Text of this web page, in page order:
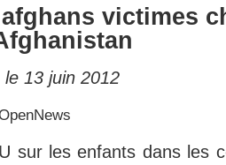
victimes
le 13 juin 2012
sur les enfants dans les